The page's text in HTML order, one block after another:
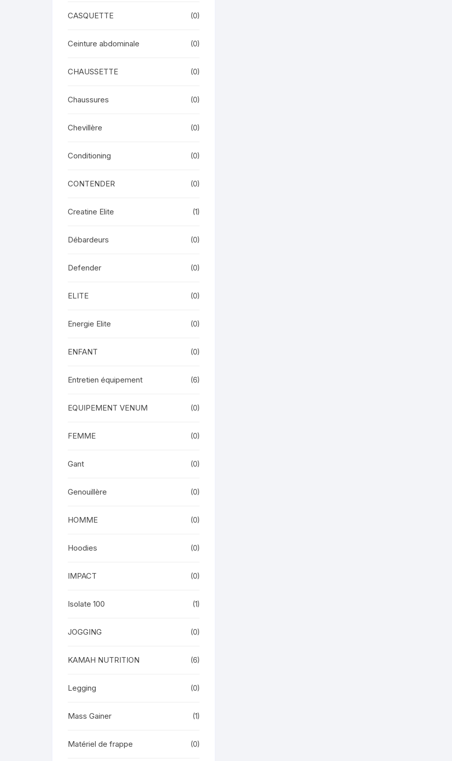
CASQUETTE (0)
Ceinture abdominale (0)
CHAUSSETTE (0)
Chaussures (0)
Chevillère (0)
Conditioning (0)
CONTENDER (0)
Creatine Elite (1)
Débardeurs (0)
Defender (0)
ELITE (0)
Energie Elite (0)
ENFANT (0)
Entretien équipement (6)
EQUIPEMENT VENUM (0)
FEMME (0)
Gant (0)
Genouillère (0)
HOMME (0)
Hoodies (0)
IMPACT (0)
Isolate 100 (1)
JOGGING (0)
KAMAH NUTRITION (6)
Legging (0)
Mass Gainer (1)
Matériel de frappe (0)